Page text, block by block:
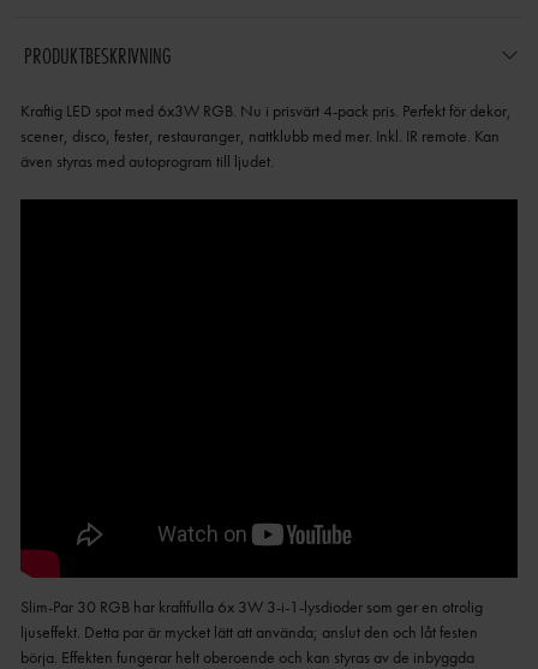
PRODUKTBESKRIVNING
Kraftig LED spot med 6x3W RGB. Nu i prisvärt 4-pack pris. Perfekt för dekor,
scener, disco, fester, restauranger, nattklubb med mer. Inkl. IR remote. Kan
även styras med autoprogram till ljudet.
Slim-Par 30 RGB har kraftfulla 6x 3W 3-i-1-lysdioder som ger en otrolig
ljuseffekt. Detta par är mycket lätt att använda; anslut den och låt festen
börja. Effekten fungerar helt oberoende och kan styras av de inbyggda